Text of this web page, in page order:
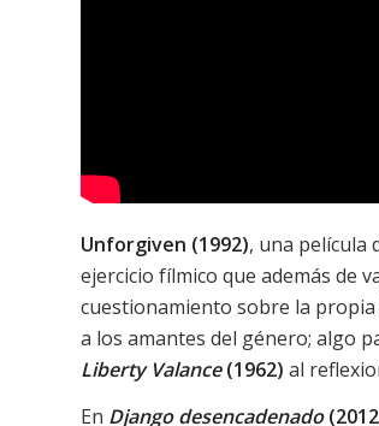
Unforgiven (1992), una película
ejercicio fílmico que además de
cuestionamiento sobre la
a los amantes del género; algo
Liberty Valance (1962) al
En Django desencadenado